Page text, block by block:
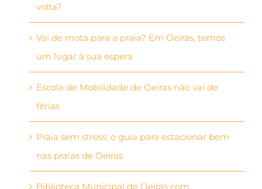
volta?
Vai de mota para a praia? Em Oeiras, temos
um lugar à sua espera
Escola de Mobilidade de Oeiras não vai de
férias
Praia sem stress: o guia para estacionar bem
nas praias de Oeiras
Biblioteca Municipal de Oeiras com